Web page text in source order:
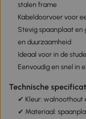
stalen frame
Kabeldoorvoer voor
Stevig spaanplaat
en duurzaamheid
Ideaal voor in de
Eenvoudig en snel in
Technische
✔ Kleur: walnoothout
✔ Materiaal: